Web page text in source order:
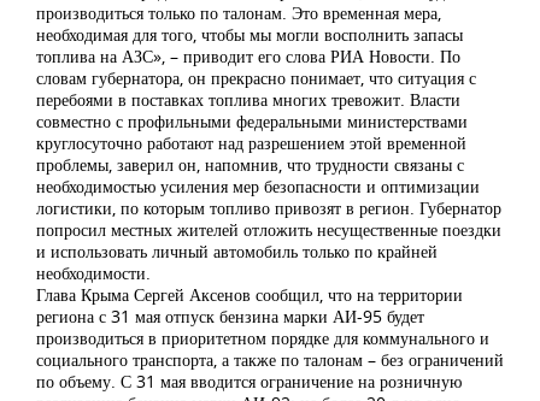
производиться только по талонам. Это временная мера,
необходимая для того, чтобы мы могли восполнить запасы
топлива на АЗС», – приводит его слова РИА Новости. По
словам губернатора, он прекрасно понимает, что ситуация с
перебоями в поставках топлива многих тревожит. Власти
совместно с профильными федеральными министерствами
круглосуточно работают над разрешением этой временной
проблемы, заверил он, напомнив, что трудности связаны с
необходимостью усиления мер безопасности и оптимизации
логистики, по которым топливо привозят в регион. Губернатор
попросил местных жителей отложить несущественные поездки
и использовать личный автомобиль только по крайней
необходимости.
Глава Крыма Сергей Аксенов сообщил, что на территории
региона с 31 мая отпуск бензина марки АИ-95 будет
производиться в приоритетном порядке для коммунального и
социального транспорта, а также по талонам – без ограничений
по объему. С 31 мая вводится ограничение на розничную